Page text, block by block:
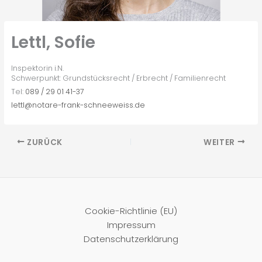
Lettl, Sofie
Inspektorin i.N.
Schwerpunkt: Grundstücksrecht / Erbrecht / Familienrecht
Tel: 089 / 29 01 41-37
lettl@notare-frank-schneeweiss.de
ZURÜCK WEITER
Cookie-Richtlinie (EU)
Impressum
Datenschutzerklärung